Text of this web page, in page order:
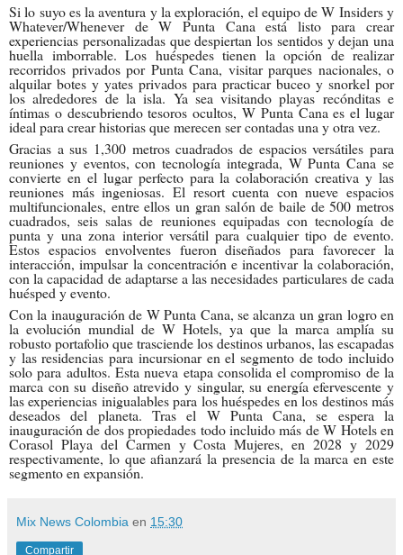
Si lo suyo es la aventura y la exploración, el equipo de W Insiders y
Whatever/Whenever de W Punta Cana está listo para crear
experiencias personalizadas que despiertan los sentidos y dejan una
huella imborrable. Los huéspedes tienen la opción de realizar
recorridos privados por Punta Cana, visitar parques nacionales, o
alquilar botes y yates privados para practicar buceo y snorkel por
los alrededores de la isla. Ya sea visitando playas recónditas e
íntimas o descubriendo tesoros ocultos, W Punta Cana es el lugar
ideal para crear historias que merecen ser contadas una y otra vez.
Gracias a sus 1,300 metros cuadrados de espacios versátiles para
reuniones y eventos, con tecnología integrada, W Punta Cana se
convierte en el lugar perfecto para la colaboración creativa y las
reuniones más ingeniosas. El resort cuenta con nueve espacios
multifuncionales, entre ellos un gran salón de baile de 500 metros
cuadrados, seis salas de reuniones equipadas con tecnología de
punta y una zona interior versátil para cualquier tipo de evento.
Estos espacios envolventes fueron diseñados para favorecer la
interacción, impulsar la concentración e incentivar la colaboración,
con la capacidad de adaptarse a las necesidades particulares de cada
huésped y evento.
Con la inauguración de W Punta Cana, se alcanza un gran logro en
la evolución mundial de W Hotels, ya que la marca amplía su
robusto portafolio que trasciende los destinos urbanos, las escapadas
y las residencias para incursionar en el segmento de todo incluido
solo para adultos. Esta nueva etapa consolida el compromiso de la
marca con su diseño atrevido y singular, su energía efervescente y
las experiencias inigualables para los huéspedes en los destinos más
deseados del planeta. Tras el W Punta Cana, se espera la
inauguración de dos propiedades todo incluido más de W Hotels en
Corasol Playa del Carmen y Costa Mujeres, en 2028 y 2029
respectivamente, lo que afianzará la presencia de la marca en este
segmento en expansión.
Mix News Colombia en 15:30
Compartir